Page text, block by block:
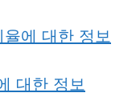
에 대한 정보
대한 정보